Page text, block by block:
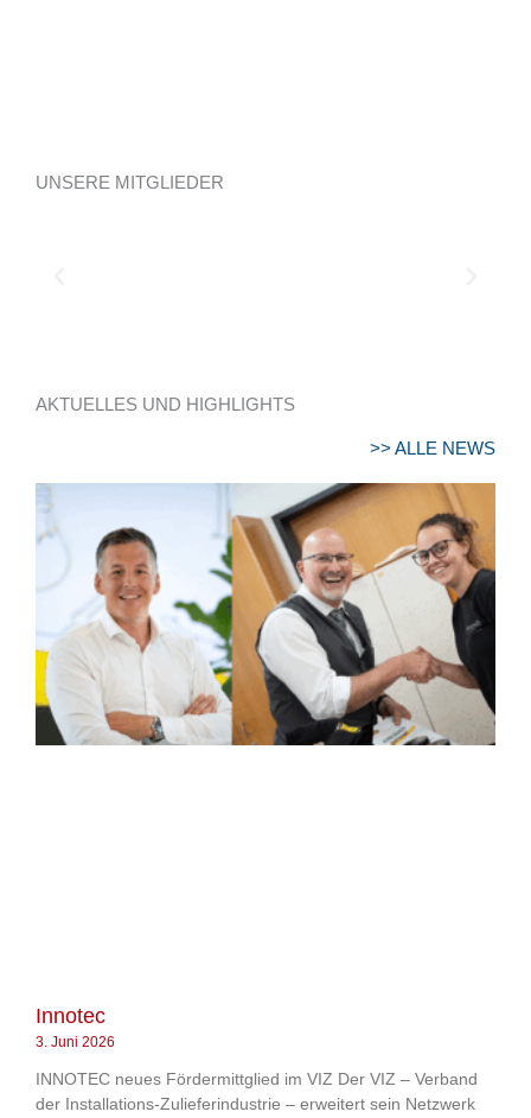
UNSERE MITGLIEDER
AKTUELLES UND HIGHLIGHTS
>> ALLE NEWS
Innotec
3. Juni 2026
INNOTEC neues Fördermittglied im VIZ Der VIZ – Verband
der Installations-Zulieferindustrie – erweitert sein Netzwerk